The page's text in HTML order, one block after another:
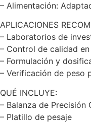
– Alimentación:
APLICACIONES
– Laboratorios de
– Control de calidad
– Formulación y
– Verificación de peso
QUÉ INCLUYE:
– Balanza de Precisión
– Platillo de pesaje